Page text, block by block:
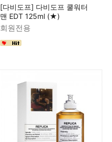
[다비도프] 다비도프 쿨워터
맨 EDT 125ml (★)
회원전용